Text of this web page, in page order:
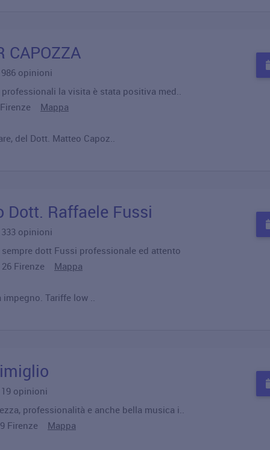
CAPOZZA
opinioni
la visita è stata positiva med..
Firenze Mappa
del Dott. Matteo Capoz..
Dott. Raffaele Fussi
opinioni
dott Fussi professionale ed attento
Firenze Mappa
Tariffe low ..
opinioni
professionalità e anche bella musica i..
Firenze Mappa